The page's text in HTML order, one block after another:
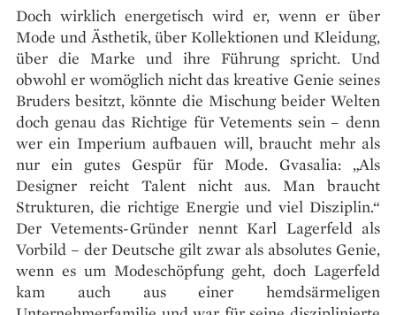
Doch wirklich energetisch wird er, wenn er über
Mode und Ästhetik, über Kollektionen und Kleidung,
über die Marke und ihre Führung spricht. Und
obwohl er womöglich nicht das kreative Genie seines
Bruders besitzt, könnte die Mischung beider Welten
doch genau das Richtige für Vetements sein – denn
wer ein Imperium aufbauen will, braucht mehr als
nur ein gutes Gespür für Mode. Gvasalia: „Als
Designer reicht Talent nicht aus. Man braucht
Strukturen, die richtige Energie und viel Disziplin.“
Der Vetements-Gründer nennt Karl Lagerfeld als
Vorbild – der Deutsche gilt zwar als absolutes Genie,
wenn es um Modeschöpfung geht, doch Lagerfeld
kam auch aus einer hemdsärmeligen